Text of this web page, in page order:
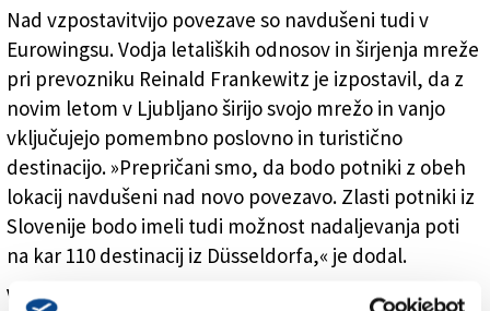
Nad vzpostavitvijo povezave so navdušeni tudi v
Eurowingsu. Vodja letaliških odnosov in širjenja mreže
pri prevozniku Reinald Frankewitz je izpostavil, da z
novim letom v Ljubljano širijo svojo mrežo in vanjo
vključujejo pomembno poslovno in turistično
destinacijo. »Prepričani smo, da bodo potniki z obeh
lokacij navdušeni nad novo povezavo. Zlasti potniki iz
Slovenije bodo imeli tudi možnost nadaljevanja poti
na kar 110 destinacij iz Düsseldorfa,« je dodal.
Vzpostavitev letalske povezave med mestoma je